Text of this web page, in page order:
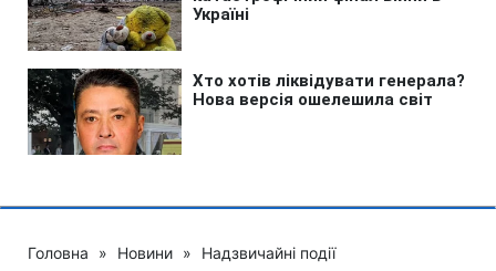
Головна » Новини » Надзвичайні події